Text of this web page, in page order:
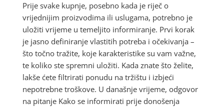
Prije svake kupnje, posebno kada je riječ o
vrijednijim proizvodima ili uslugama, potrebno je
uložiti vrijeme u temeljito informiranje. Prvi korak
je jasno definiranje vlastitih potreba i očekivanja –
što točno tražite, koje karakteristike su vam važne,
te koliko ste spremni uložiti. Kada znate što želite,
lakše ćete filtrirati ponudu na tržištu i izbjeći
nepotrebne troškove. U današnje vrijeme, odgovor
na pitanje Kako se informirati prije donošenja